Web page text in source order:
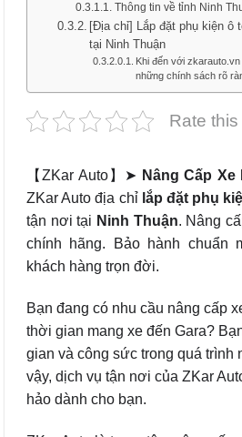
Thông tin về tỉnh Ninh
[Địa chỉ] Lắp đặt phụ kiện ô
tại Ninh Thuận
Khi đến với
những chính sách rõ
Rate
【ZKar Auto】➤ Nâng Cấp
ZKar Auto địa chỉ lắp đặt phụ
tận nơi tại Ninh Thuận. Nâng
chính hãng. Bảo hành chuẩn
khách hàng trọn đời.
Bạn đang có nhu cầu nâng cấp
thời gian mang xe đến Gara?
gian và công sức trong quá trình
vậy, dịch vụ tận nơi của ZKar
hảo dành cho bạn.